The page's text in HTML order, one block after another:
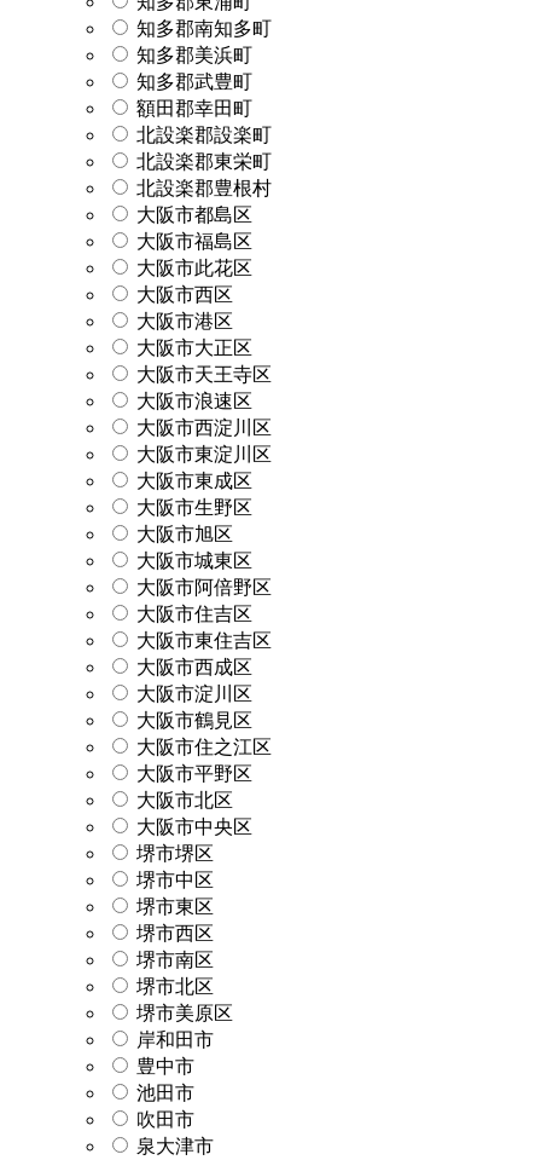
知多郡南知多町
知多郡美浜町
知多郡武豊町
額田郡幸田町
北設楽郡設楽町
北設楽郡東栄町
北設楽郡豊根村
大阪市都島区
大阪市福島区
大阪市此花区
大阪市西区
大阪市港区
大阪市大正区
大阪市天王寺区
大阪市浪速区
大阪市西淀川区
大阪市東淀川区
大阪市東成区
大阪市生野区
大阪市旭区
大阪市城東区
大阪市阿倍野区
大阪市住吉区
大阪市東住吉区
大阪市西成区
大阪市淀川区
大阪市鶴見区
大阪市住之江区
大阪市平野区
大阪市北区
大阪市中央区
堺市堺区
堺市中区
堺市東区
堺市西区
堺市南区
堺市北区
堺市美原区
岸和田市
豊中市
池田市
吹田市
泉大津市